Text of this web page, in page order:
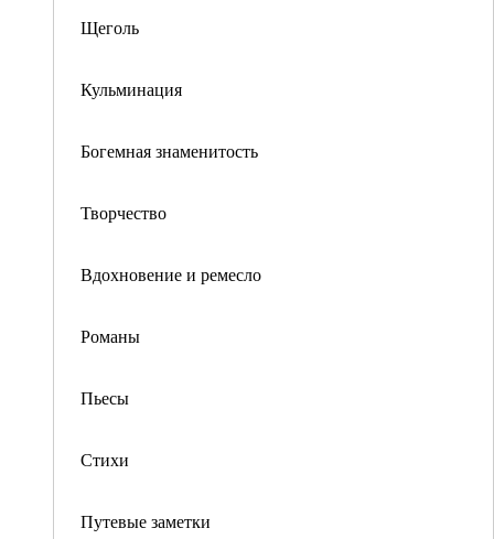
Щеголь
Кульминация
Богемная знаменитость
Творчество
Вдохновение и ремесло
Романы
Пьесы
Стихи
Путевые заметки